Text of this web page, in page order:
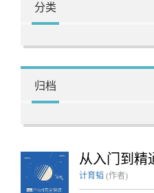
分类
归档
计育韬 (作者)